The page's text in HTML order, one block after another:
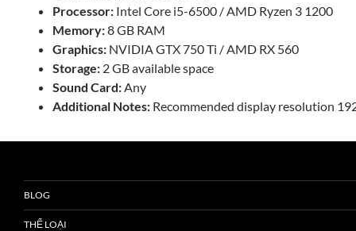
Processor: Intel Core i5-6500 / AMD Ryzen 3 1200
Memory:8 GB RAM
Graphics: NVIDIA GTX 750 Ti / AMD RX 560
Storage: 2 GB available space
Sound Card: Any
Additional Notes: Recommended display resolution
BLOG
THỂ LOẠI